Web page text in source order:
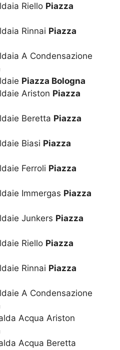
Riello Piazza
Rinnai Piazza
A Condensazione
Piazza Bologna
Ariston Piazza
Beretta Piazza
Biasi Piazza
Ferroli Piazza
Immergas Piazza
Junkers Piazza
Riello Piazza
Rinnai Piazza
A Condensazione
Acqua Ariston
Acqua Beretta